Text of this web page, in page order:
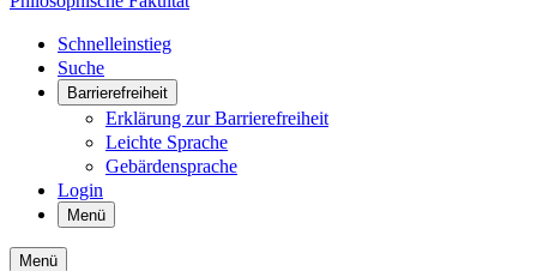
Schnelleinstieg
Suche
Barrierefreiheit
Erklärung zur Barrierefreiheit
Leichte Sprache
Gebärdensprache
Login
Menü
Menü